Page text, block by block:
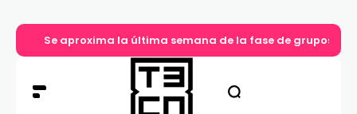
Se aproxima la última semana de la fase de grupos en